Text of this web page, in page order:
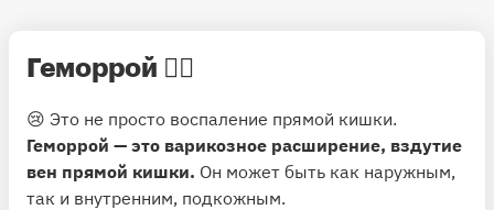
Геморрой 🧘‍♂️
😢 Это не просто воспаление прямой кишки.
Геморрой — это варикозное расширение, вздутие
вен прямой кишки. Он может быть как наружным,
так и внутренним, подкожным.